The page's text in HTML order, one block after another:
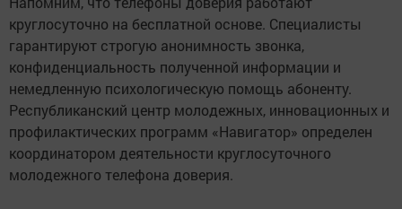
круглосуточно на бесплатной основе. Специалисты
гарантируют строгую анонимность звонка,
конфиденциальность полученной информации и
немедленную психологическую помощь абоненту.
Республиканский центр молодежных, инновационных и
профилактических программ «Навигатор» определен
координатором деятельности круглосуточного
молодежного телефона доверия.